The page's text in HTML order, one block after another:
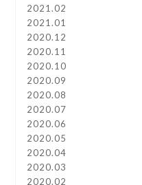
2021.02
2021.01
2020.12
2020.11
2020.10
2020.09
2020.08
2020.07
2020.06
2020.05
2020.04
2020.03
2020.02